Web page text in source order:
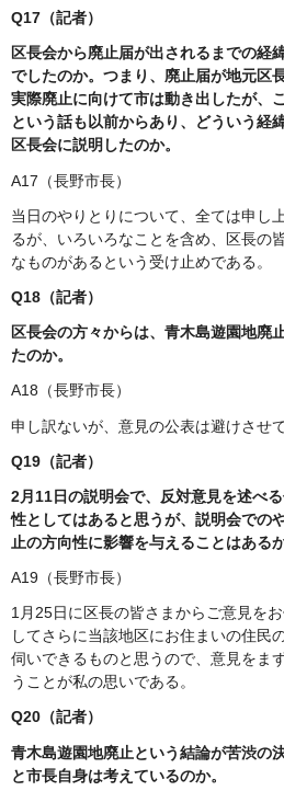
Q17（記者）
区長会から廃止届が出されるまでの経
でしたのか。つまり、廃止届が地元区
実際廃止に向けて市は動き出したが、
という話も以前からあり、どういう経
区長会に説明したのか。
A17（長野市長）
当日のやりとりについて、全ては申し
るが、いろいろなことを含め、区長の
なものがあるという受け止めである。
Q18（記者）
区長会の方々からは、青木島遊園地廃
たのか。
A18（長野市長）
申し訳ないが、意見の公表は避けさせ
Q19（記者）
2月11日の説明会で、反対意見を述べ
性としてはあると思うが、説明会での
止の方向性に影響を与えることはあるか
A19（長野市長）
1月25日に区長の皆さまからご意見を
してさらに当該地区にお住まいの住民
伺いできるものと思うので、意見をま
うことが私の思いである。
Q20（記者）
青木島遊園地廃止という結論が苦渋の
と市長自身は考えているのか。